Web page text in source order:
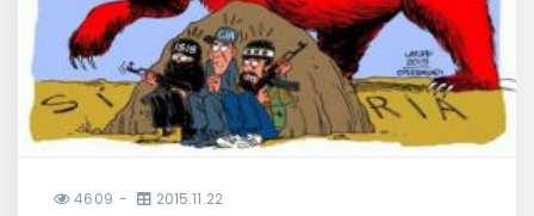
4609 2015.11.22